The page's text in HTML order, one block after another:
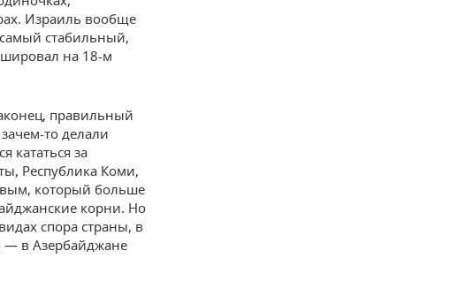
Израиль вообще
стабильный,
на 18-м
правильный
то делали
кататься за
Республика Коми,
который больше
корни. Но
спора страны, в
— в Азербайджане